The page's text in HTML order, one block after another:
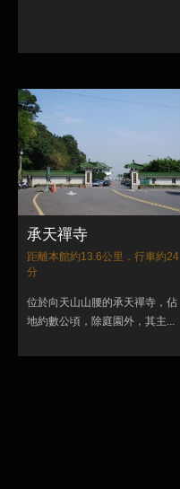
承天禪寺
距離本館約13.6公里，行車約24
分
位於向天山山腰的承天禪寺，佔
地約數公頃，除庭園外，其主...